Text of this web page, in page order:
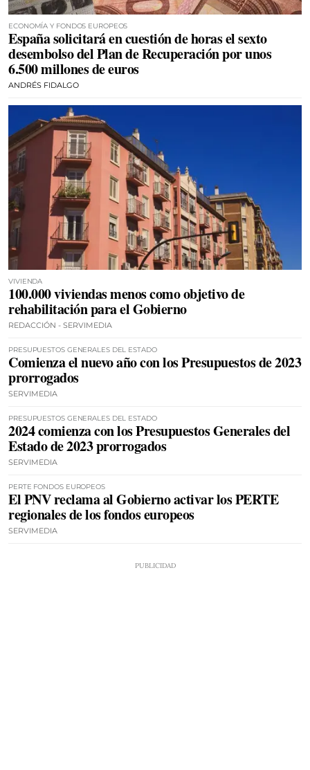
ECONOMÍA Y FONDOS EUROPEOS
España solicitará en cuestión de horas el sexto
desembolso del Plan de Recuperación por unos
6.500 millones de euros
ANDRÉS FIDALGO
VIVIENDA
100.000 viviendas menos como objetivo de
rehabilitación para el Gobierno
REDACCIÓN - SERVIMEDIA
PRESUPUESTOS GENERALES DEL ESTADO
Comienza el nuevo año con los Presupuestos de 2023
prorrogados
SERVIMEDIA
PRESUPUESTOS GENERALES DEL ESTADO
2024 comienza con los Presupuestos Generales del
Estado de 2023 prorrogados
SERVIMEDIA
PERTE FONDOS EUROPEOS
El PNV reclama al Gobierno activar los PERTE
regionales de los fondos europeos
SERVIMEDIA